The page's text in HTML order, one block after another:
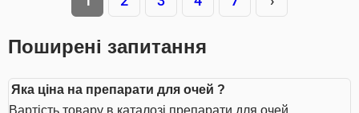
Поширені запитання
Яка ціна на препарати для очей ?
Вартість товару в каталозі препарати для очей